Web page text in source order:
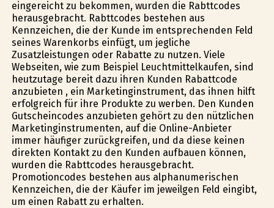
eingereicht zu bekommen, wurden die Rabttcodes
herausgebracht. Rabttcodes bestehen aus
Kennzeichen, die der Kunde im entsprechenden Feld
seines Warenkorbs einfügt, um jegliche
Zusatzleistungen oder Rabatte zu nutzen. Viele
Webseiten, wie zum Beispiel Leuchtmittelkaufen, sind
heutzutage bereit dazu ihren Kunden Rabattcode
anzubieten , ein Marketinginstrument, das ihnen hilft
erfolgreich für ihre Produkte zu werben. Den Kunden
Gutscheincodes anzubieten gehört zu den nützlichen
Marketinginstrumenten, auf die Online-Anbieter
immer häufiger zurückgreifen, und da diese keinen
direkten Kontakt zu den Kunden aufbauen können,
wurden die Rabttcodes herausgebracht.
Promotioncodes bestehen aus alphanumerischen
Kennzeichen, die der Käufer im jeweilgen Feld eingibt,
um einen Rabatt zu erhalten.